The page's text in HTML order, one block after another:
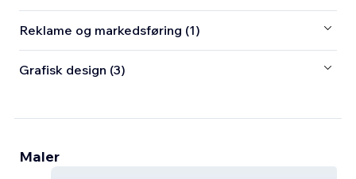
Reklame og markedsføring (1)
Grafisk design (3)
Maler